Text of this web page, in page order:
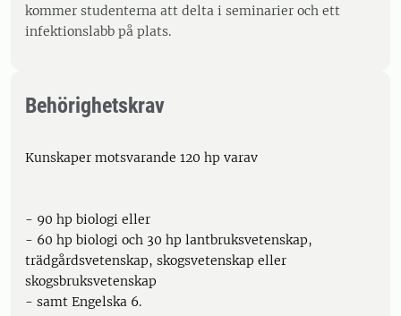
kommer studenterna att delta i seminarier och ett
infektionslabb på plats.
Behörighetskrav
Kunskaper motsvarande 120 hp varav
- 90 hp biologi eller
- 60 hp biologi och 30 hp lantbruksvetenskap,
trädgårdsvetenskap, skogsvetenskap eller
skogsbruksvetenskap
- samt Engelska 6.